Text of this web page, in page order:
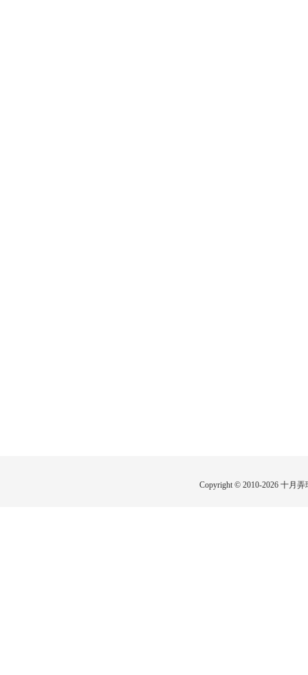
Copyright © 2010-2026 十月